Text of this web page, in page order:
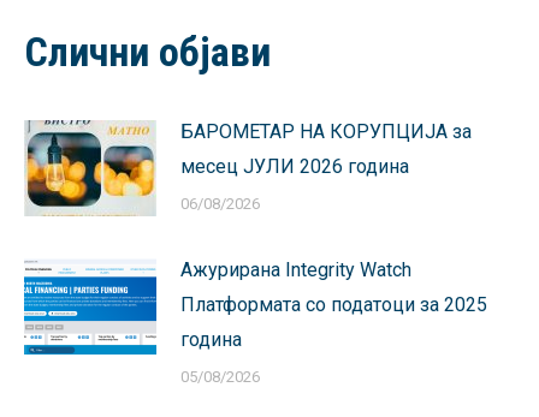
Слични објави
БАРОМЕТАР НА КОРУПЦИЈА за
месец ЈУЛИ 2026 година
06/08/2026
Ажурирана Integrity Watch
Платформата со податоци за 2025
година
05/08/2026